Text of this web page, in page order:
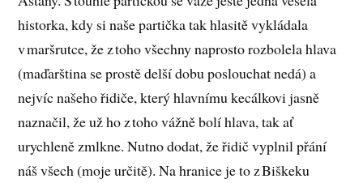
historka, kdy si naše partička tak hlasitě vykládala
v maršrutce, že z toho všechny naprosto rozbolela hlava
(maďarština se prostě delší dobu poslouchat nedá) a
nejvíc našeho řidiče, který hlavnímu kecálkovi jasně
naznačil, že už ho z toho vážně bolí hlava, tak ať
urychleně zmlkne. Nutno dodat, že řidič vyplnil přání
náš všech (moje určitě). Na hranice je to z Biškeku